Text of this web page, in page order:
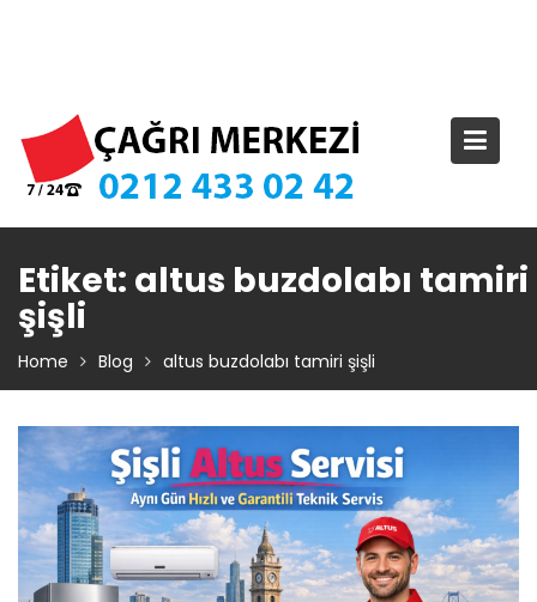
Etiket: altus buzdolabı tamiri
şişli
Home Blog altus buzdolabı tamiri şişli